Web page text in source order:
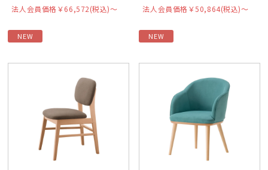
法人会員価格￥66,572(税込)〜
NEW
法人会員価格￥50,864(税込)〜
NEW